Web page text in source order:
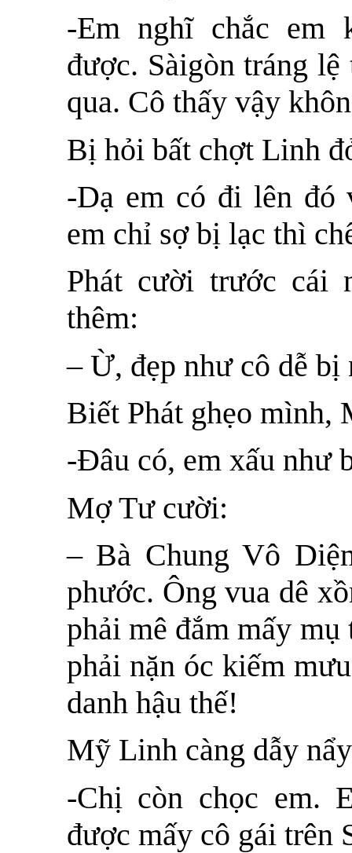
-Em nghĩ chắc em
được. Sàigòn tráng
qua. Cô thấy vậy
Bị hỏi bất chợt Linh
-Dạ em có đi lên đó
em chỉ sợ bị lạc thì
Phát cười trước cái
thêm:
– Ừ, đẹp như cô dễ
Biết Phát ghẹo mình,
-Đâu có, em xấu như
Mợ Tư cười:
– Bà Chung Vô
phước. Ông vua dê
phải mê đắm mấy
phải nặn óc kiếm
danh hậu thế!
Mỹ Linh càng dẫy
-Chị còn chọc em.
được mấy cô gái trên